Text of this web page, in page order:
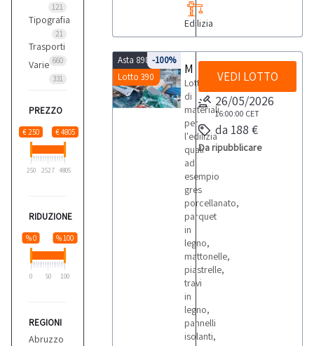
121
Tipografia
21
Trasporti
660
Varie
331
PREZZO
€ 250 € 4805
250 2527 4805
RIDUZIONE
% 0 % 100
0 50 100
REGIONI
Abruzzo
Edilizia
Asta 8980
Lotto 390
-100%
Lotto
di
materiali
per
l'edilizia
quali
ad
esempio
gres
porcellanato,
parquet
in
legno,
mattonelle,
piastrelle,
travi
in
legno,
pannelli
isolanti,
VEDI LOTTO
26/05/2026
16:00:00 CET
da 188 €
Da ripubblicare